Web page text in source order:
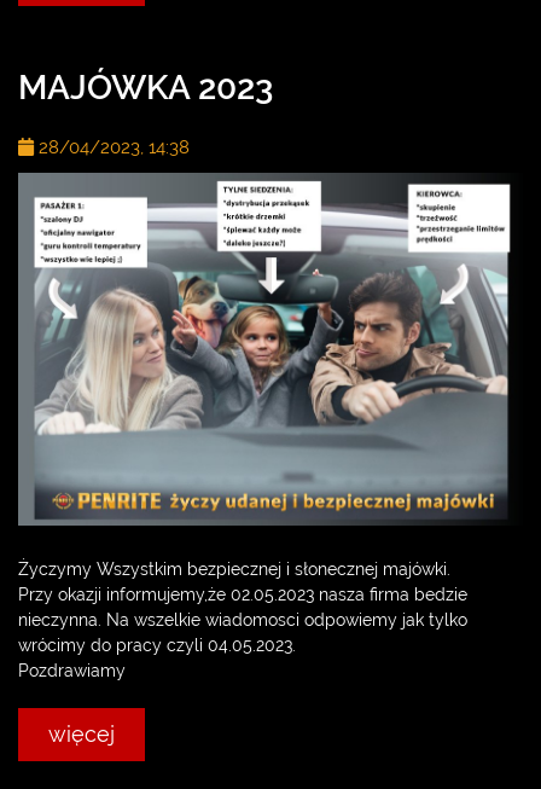
MAJÓWKA 2023
28/04/2023, 14:38
Życzymy Wszystkim bezpiecznej i słonecznej majówki.
Przy okazji informujemy,że 02.05.2023 nasza firma bedzie
nieczynna. Na wszelkie wiadomosci odpowiemy jak tylko
wrócimy do pracy czyli 04.05.2023.
Pozdrawiamy
więcej